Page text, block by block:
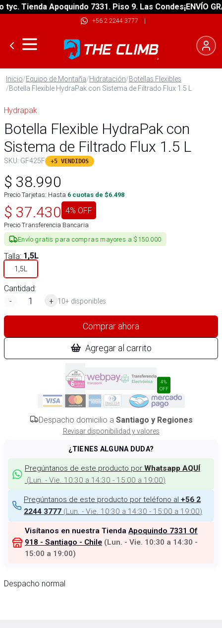
Tienda Apoquindo 7331. Piso 9. Las Condes¡ENVÍO
+56 2 2244 3777 |
Inicio/Equipo de Montaña/Hidratación/Botellas Flexibles
/Botella Flexible HydraPak con Sistema de Filtrado Flux 1.5 L
Hydrapak
Botella Flexible HydraPak con
Sistema de Filtrado Flux 1.5 L
SKU: GF425F +5 VENDIDOS
$ 38.990
Precio Tarjetas: Hasta 6 cuotas de $6.498
$ 37.430 4% OFF
Precio Transferencia Bancaria
Envío gratis para compras mayores a $150.000
Talla: 1,5L
1,5L
Cantidad:
-
+ 10+ disponibles
Comprar ahora
Agregar al carrito
4%
OFF
Despacho domicilio a Santiago y Regiones
Revisar disponibilidad y valores
¿TIENES ALGUNA DUDA?
Pregúntanos de este producto por Whatsapp AQUÍ
(Lun. - Vie. 10:30 a 14:30 - 15:00 a 19:00)
Pregúntanos de este producto por teléfono al +56 2
2244 3777 (Lun. - Vie. 10:30 a 14:30 - 15:00 a 19:00)
Visítanos en nuestra Tienda Apoquindo 7331 Of
918 - Santiago - Chile (Lun. - Vie. 10:30 a 14:30 -
15:00 a 19:00)
Despacho normal